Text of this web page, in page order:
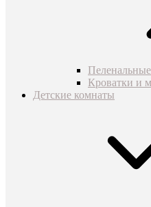
Кроватки и
Детские комнаты